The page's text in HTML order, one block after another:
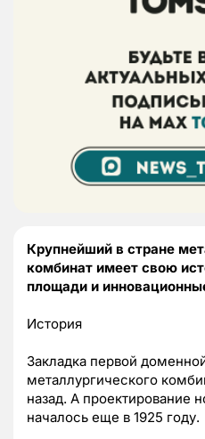
Крупнейший в стране
комбинат имеет свою
площади и
История
Закладка первой
металлургического
назад. А проектирование
началось еще в 1925 году.